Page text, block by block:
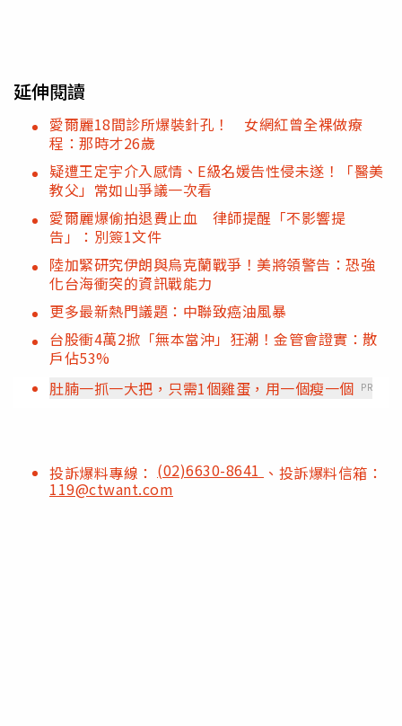
延伸閱讀
愛爾麗18間診所爆裝針孔！ 女網紅曾全裸做療
程：那時才26歲
疑遭王定宇介入感情、E級名媛告性侵未遂！「醫美
教父」常如山爭議一次看
愛爾麗爆偷拍退費止血 律師提醒「不影響提
告」：別簽1文件
陸加緊研究伊朗與烏克蘭戰爭！美將領警告：恐強
化台海衝突的資訊戰能力
更多最新熱門議題：中聯致癌油風暴
台股衝4萬2掀「無本當沖」狂潮！金管會證實：散
戶佔53%
肚腩一抓一大把，只需1個雞蛋，用一個瘦一個 PR
投訴爆料專線： (02)6630-8641 、投訴爆料信箱：
119@ctwant.com